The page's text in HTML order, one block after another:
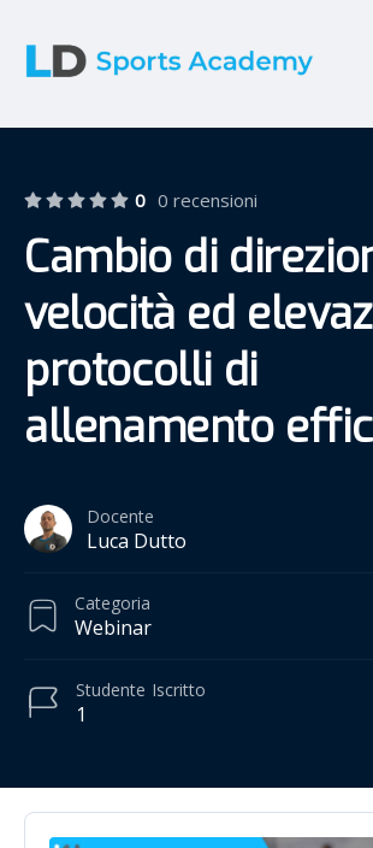
0 0 recensioni
Cambio di
velocità ed
protocolli di
allenamento
Docente
Luca Dutto
Categoria
Webinar
1
Studente Iscritto